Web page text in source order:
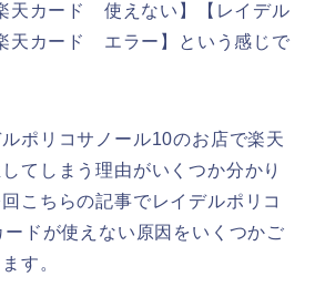
天カード 使えない】【レイデル
天カード エラー】という感じで
ポリコサノール10のお店で楽天
てしまう理由がいくつか分かり
こちらの記事でレイデルポリコ
ドが使えない原因をいくつかご
す。